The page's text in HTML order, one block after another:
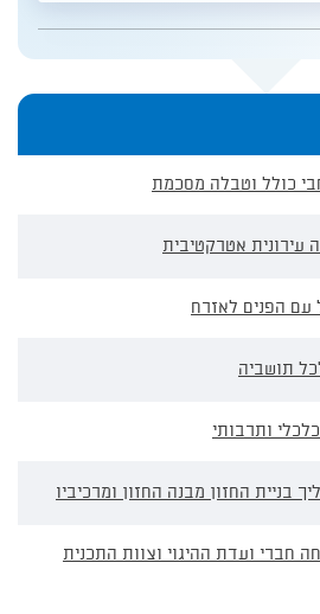
כולל וטבלה מסכמת
בניית החזון מבנה החזון ומרכיביו
חברי ועדת ההיגוי וצוות התכנית